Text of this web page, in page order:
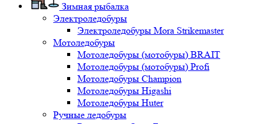
Зимная рыбалка
Электроледобуры
Электроледобуры Mora Strikemaster
Мотоледобуры
Мотоледобуры (мотобуры) BRAIT
Мотоледобуры (мотобуры) Profi
Мотоледобуры Champion
Мотоледобуры Higashi
Мотоледобуры Huter
Ручные ледобуры